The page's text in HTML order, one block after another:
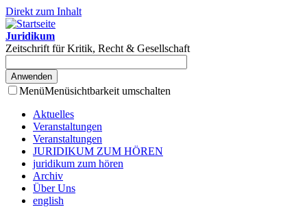
Direkt zum Inhalt
Juridikum
Zeitschrift für Kritik, Recht & Gesellschaft
MenüMenüsichtbarkeit umschalten
Aktuelles
Veranstaltungen
Veranstaltungen
JURIDIKUM ZUM HÖREN
juridikum zum hören
Archiv
Über Uns
english